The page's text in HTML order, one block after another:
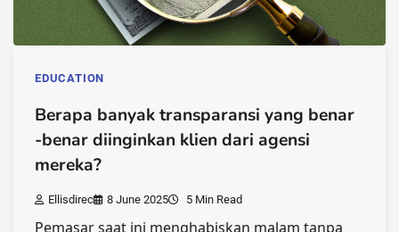
EDUCATION
Berapa banyak transparansi yang benar
-benar diinginkan klien dari agensi
mereka?
Ellisdirec 8 June 2025 5 Min Read
Pemasar saat ini menghabiskan malam tanpa